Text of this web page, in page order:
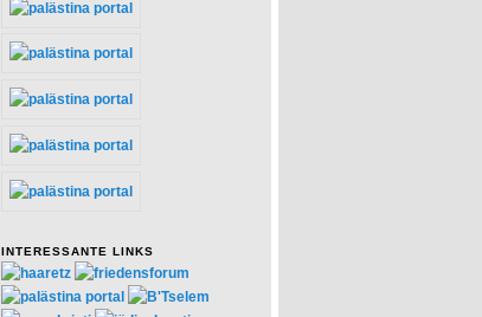
INTERESSANTE LINKS